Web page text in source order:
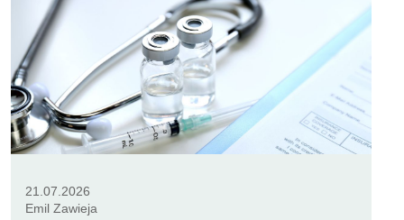
21.07.2026
Emil Zawieja